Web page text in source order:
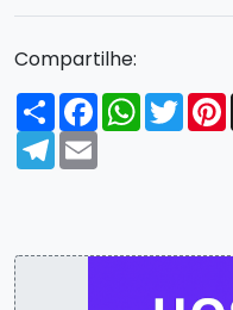
Compartilhe:
Compartilhar
Facebook
Telegram
Email